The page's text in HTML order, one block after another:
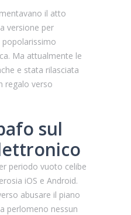
il atto
versione per
Ma attualmente le
e stata rilasciata
regalo verso
sul
periodo vuoto celibe
iOS e Android.
abusare il piano
perlomeno nessun